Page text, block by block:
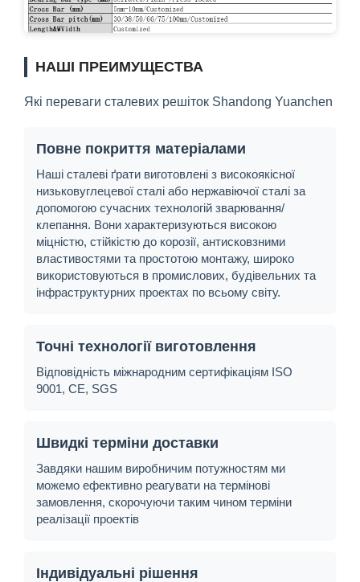
НАШІ ПРЕИМУЩЕСТВА
Які переваги сталевих решіток Shandong Yuanchen
Повне покриття матеріалами
Наші сталеві ґрати виготовлені з високоякісної
низьковуглецевої сталі або нержавіючої сталі за
допомогою сучасних технологій зварювання/
клепання. Вони характеризуються високою
міцністю, стійкістю до корозії, антисковзними
властивостями та простотою монтажу, широко
використовуються в промислових, будівельних та
інфраструктурних проектах по всьому світу.
Точні технології виготовлення
Відповідність міжнародним сертифікаціям ISO
9001, CE, SGS
Швидкі терміни доставки
Завдяки нашим виробничим потужностям ми
можемо ефективно реагувати на термінові
замовлення, скорочуючи таким чином терміни
реалізації проектів
Індивідуальні рішення